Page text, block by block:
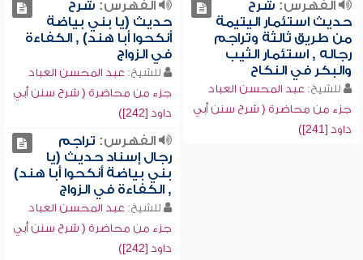
الفهرس: شرح
حديث استئمار اليتيمة
من طريق ثالثة وتراجم
رجاله , استئمار الثيب
والبكر في النكاح
للشيخ: عبد المحسن العباد
جزء من محاضرة ( شرح سنن أبي
داود [241])
الفهرس: شرح
حديث (يا بني بياضة
أنكحوا أبا هند) , الكفاءة
في الزواج
للشيخ: عبد المحسن العباد
جزء من محاضرة ( شرح سنن أبي
داود [242])
الفهرس: تراجم
رجال إسناد حديث (يا
بني بياضة أنكحوا أبا هند)
, الكفاءة في الزواج
للشيخ: عبد المحسن العباد
جزء من محاضرة ( شرح سنن أبي
داود [242])